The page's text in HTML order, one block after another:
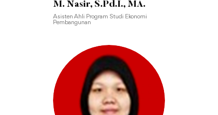
M. Nasir, S.Pd.I., MA.
Asisten Ahli Program Studi Ekonomi
Pembangunan